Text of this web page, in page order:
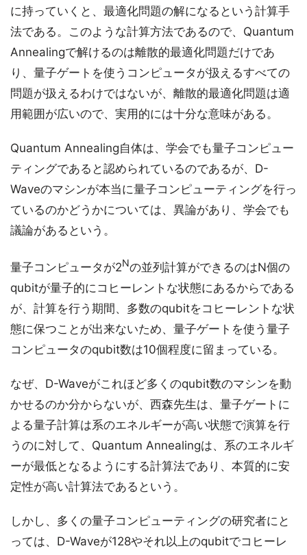
に持っていくと、最適化問題の解になるという計算手
法である。このような計算方法であるので、Quantum
Annealingで解けるのは離散的最適化問題だけであ
り、量子ゲートを使うコンピュータが扱えるすべての
問題が扱えるわけではないが、離散的最適化問題は適
用範囲が広いので、実用的には十分な意味がある。
Quantum Annealing自体は、学会でも量子コンピュー
ティングであると認められているのであるが、D-
Waveのマシンが本当に量子コンピューティングを行っ
ているのかどうかについては、異論があり、学会でも
議論があるという。
量子コンピュータが2Nの並列計算ができるのはN個の
qubitが量子的にコヒーレントな状態にあるからである
が、計算を行う期間、多数のqubitをコヒーレントな状
態に保つことが出来ないため、量子ゲートを使う量子
コンピュータのqubit数は10個程度に留まっている。
なぜ、D-Waveがこれほど多くのqubit数のマシンを動
かせるのか分からないが、西森先生は、量子ゲートに
よる量子計算は系のエネルギーが高い状態で演算を行
うのに対して、Quantum Annealingは、系のエネルギ
ーが最低となるようにする計算法であり、本質的に安
定性が高い計算法であるという。
しかし、多くの量子コンピューティングの研究者にと
っては、D-Waveが128やそれ以上のqubitでコヒーレ